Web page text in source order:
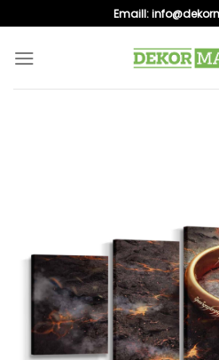
to
content
Emaill: